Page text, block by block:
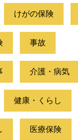
けがの保険
事故
介護・病気
健康・くらし
医療保険